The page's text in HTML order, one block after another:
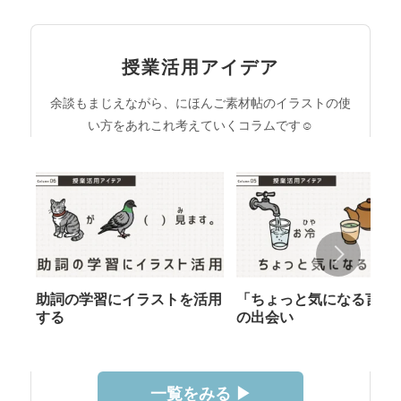
授業活用アイデア
余談もまじえながら、にほんご素材帖のイラストの使
い方をあれこれ考えていくコラムです☺︎
助詞の学習にイラストを活用
する
「ちょっと気になる言葉
の出会い
一覧をみる ▶︎